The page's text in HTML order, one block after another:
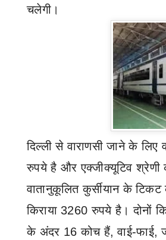
चलेगी।
दिल्ली से वाराणसी जाने के लिए
रुपये है और एक्जीक्यूटिव श्रेणी
वातानुकूलित कुर्सीयान के
किराया 3260 रुपये है। दोनों
के अंदर 16 कोच हैं,वाई-फाई,